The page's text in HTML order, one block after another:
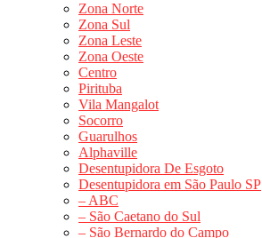
Zona Norte
Zona Sul
Zona Leste
Zona Oeste
Centro
Pirituba
Vila Mangalot
Socorro
Guarulhos
Alphaville
Desentupidora De Esgoto
Desentupidora em São Paulo SP
– ABC
– São Caetano do Sul
– São Bernardo do Campo